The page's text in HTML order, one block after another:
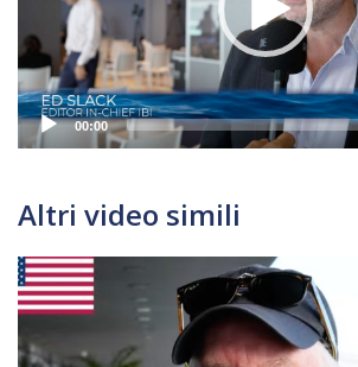
00:00
Altri video simili